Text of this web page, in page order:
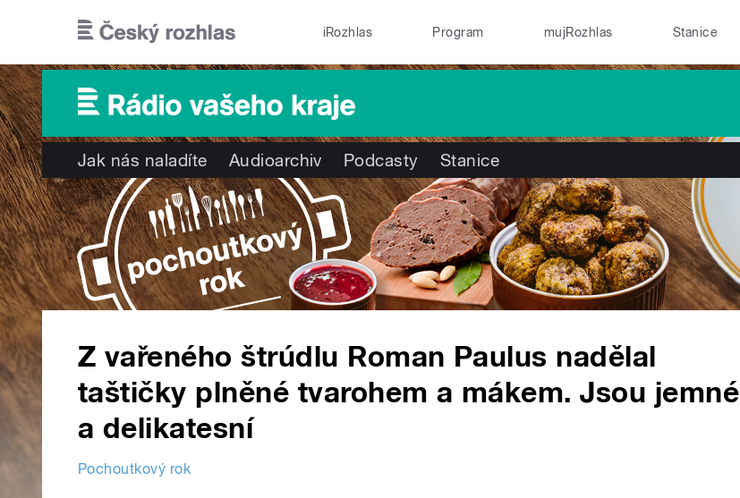
iRozhlas Program mujRozhlas Stanice
Jak nás naladíte Audioarchiv Podcasty Stanice
Z vařeného štrúdlu Roman Paulus nadělal
taštičky plněné tvarohem a mákem. Jsou jemné
a delikatesní
Pochoutkový rok